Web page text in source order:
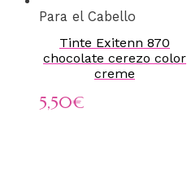
Para el Cabello
Tinte Exitenn 870
chocolate cerezo color
creme
5,50€